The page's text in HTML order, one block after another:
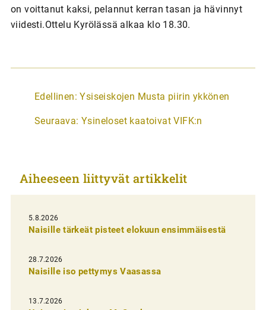
on voittanut kaksi, pelannut kerran tasan ja hävinnyt
viidesti.Ottelu Kyrölässä alkaa klo 18.30.
A
t
k
e
l
i
e
n
Edellinen: Ysiseiskojen Musta piirin ykkönen
Seuraava: Ysineloset kaatoivat VIFK:n
Aiheeseen liittyvät artikkelit
5.8.2026
Naisille tärkeät pisteet elokuun ensimmäisestä
28.7.2026
Naisille iso pettymys Vaasassa
13.7.2026